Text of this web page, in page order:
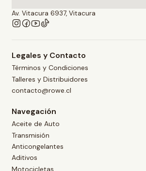
Av. Vitacura 6937, Vitacura
Legales y Contacto
Términos y Condiciones
Talleres y Distribuidores
contacto@rowe.cl
Navegación
Aceite de Auto
Transmisión
Anticongelantes
Aditivos
Motocicletas